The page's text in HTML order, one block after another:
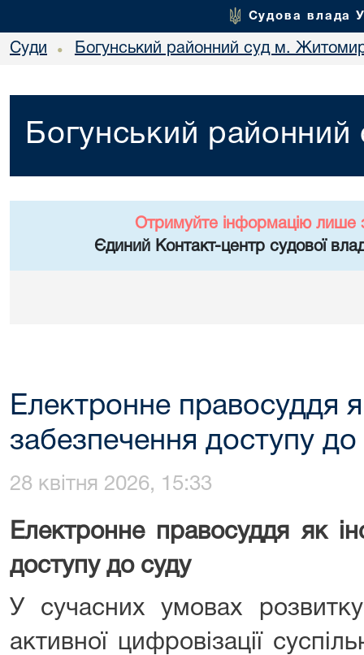
Судова влада
Суди • Богунський районний суд м.
Богунський
Отримуйте інформацію лише
Єдиний Контакт-центр судової
Електронне правосуддя
забезпечення доступу до
28 квітня 2026, 15:33
Електронне правосуддя як
доступу до суду
У сучасних умовах
активної цифровізації